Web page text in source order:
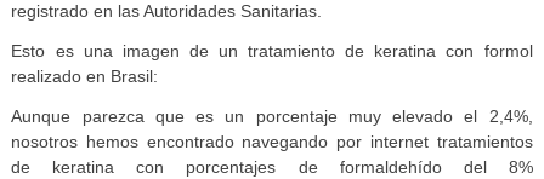
registrado en las Autoridades Sanitarias.
Esto es una imagen de un tratamiento de keratina con formol
realizado en Brasil:
Aunque parezca que es un porcentaje muy elevado el 2,4%,
nosotros hemos encontrado navegando por internet tratamientos
de keratina con porcentajes de formaldehído del 8%